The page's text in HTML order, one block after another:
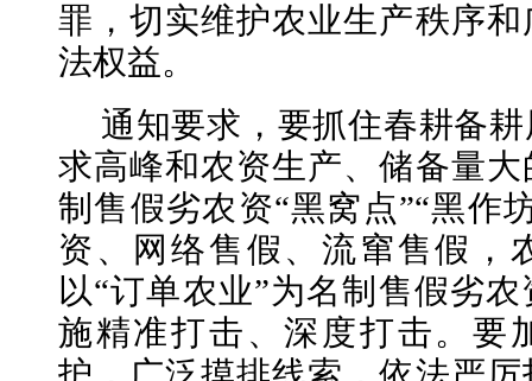
罪，切实维护农业生产秩序
法权益。
通知要求，要抓住春耕备
求高峰和农资生产、储备量
制售假劣农资“黑窝点”“黑作
资、网络售假、流窜售假，
以“订单农业”为名制售假劣
施精准打击、深度打击。要